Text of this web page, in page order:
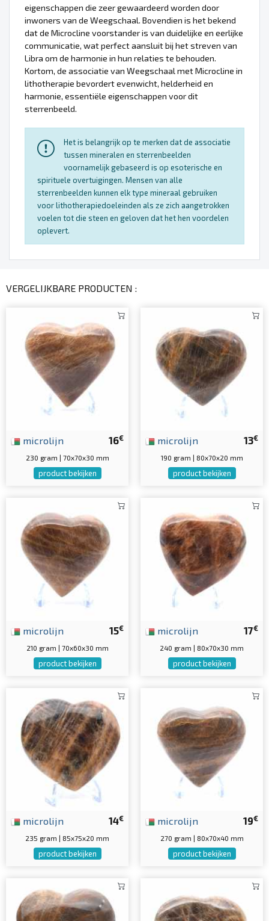
eigenschappen die zeer gewaardeerd worden door
inwoners van de Weegschaal. Bovendien is het bekend
dat de Microcline voorstander is van duidelijke en eerlijke
communicatie, wat perfect aansluit bij het streven van
Libra om de harmonie in hun relaties te behouden.
Kortom, de associatie van Weegschaal met Microcline in
lithotherapie bevordert evenwicht, helderheid en
harmonie, essentiële eigenschappen voor dit
sterrenbeeld.
Het is belangrijk op te merken dat de associatie
tussen mineralen en sterrenbeelden
voornamelijk gebaseerd is op esoterische en
spirituele overtuigingen. Mensen van alle
sterrenbeelden kunnen elk type mineraal gebruiken
voor lithotherapiedoeleinden als ze zich aangetrokken
voelen tot die steen en geloven dat het hen voordelen
oplevert.
VERGELIJKBARE PRODUCTEN :
16€
microlijn
230 gram | 70x70x30 mm
product bekijken
13€
microlijn
190 gram | 80x70x20 mm
product bekijken
15€
microlijn
210 gram | 70x60x30 mm
product bekijken
17€
microlijn
240 gram | 80x70x30 mm
product bekijken
14€
microlijn
235 gram | 85x75x20 mm
product bekijken
19€
microlijn
270 gram | 80x70x40 mm
product bekijken